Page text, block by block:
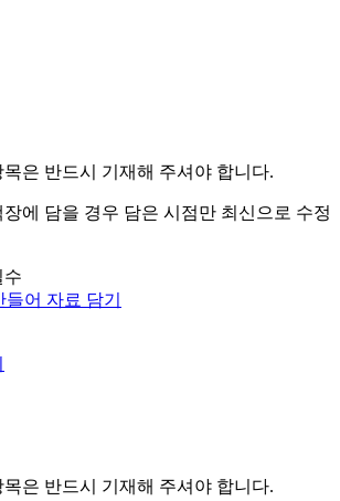
목은 반드시 기재해 주셔야 합니다.
에 담을 경우 담은 시점만 최신으로 수정
어 자료 담기
목은 반드시 기재해 주셔야 합니다.